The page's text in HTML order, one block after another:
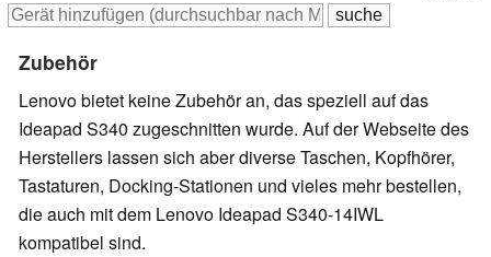
Zubehör
Lenovo bietet keine Zubehör an, das speziell auf das
Ideapad S340 zugeschnitten wurde. Auf der Webseite des
Herstellers lassen sich aber diverse Taschen, Kopfhörer,
Tastaturen, Docking-Stationen und vieles mehr bestellen,
die auch mit dem Lenovo Ideapad S340-14IWL
kompatibel sind.